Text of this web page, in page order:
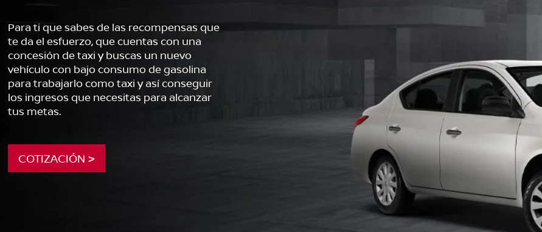
Para ti que sabes de las recompensas que
te da el esfuerzo, que cuentas con una
concesión de taxi y buscas un nuevo
vehículo con bajo consumo de gasolina
para trabajarlo como taxi y así conseguir
los ingresos que necesitas para alcanzar
tus metas.
COTIZACIÓN >